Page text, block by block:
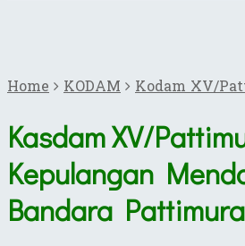
Home KODAM Kodam XV/
Kasdam XV/
Kepulangan
Bandara